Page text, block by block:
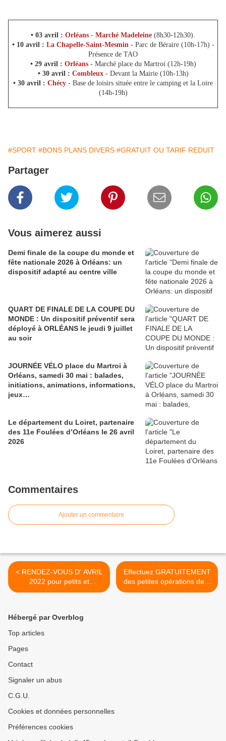
• 03 avril : Orléans - Marché Madeleine (8h30-12h30).
• 10 avril : La Chapelle-Saint-Mesmin- Parc de Béraire (10h-17h) -
Présence de TAO
• 29 avril : Orléans- Marché place du Martroi (12h-19h)
• 30 avril : Combleux- Devant la Mairie (10h-13h)
• 30 avril : Chécy - Base de loisirs située entre le camping et la Loire
(14h-19h)
#SPORT #BONS PLANS DIVERS #GRATUIT OU TARIF REDUIT
Partager
Vous aimerez aussi
Demi finale de la coupe du monde et
fête nationale 2026 à Orléans: un
dispositif adapté au centre ville
QUART DE FINALE DE LA COUPE DU
MONDE : Un dispositif préventif sera
déployé à ORLÉANS le jeudi 9 juillet
au soir
JOURNÉE VÉLO place du Martroi à
Orléans, samedi 30 mai : balades,
initiations, animations, informations,
jeux…
Le département du Loiret, partenaire
des 11e Foulées d’Orléans le 26 avril
2026
Commentaires
Ajouter un commentaire
< RENDEZ-VOUS D' AVRIL
2022 pour petits et
grands...
Effectuez GRATUITEMENT
des petites opérations de...
>
Hébergé par Overblog
Top articles
Pages
Contact
Signaler un abus
C.G.U.
Cookies et données personnelles
Préférences cookies